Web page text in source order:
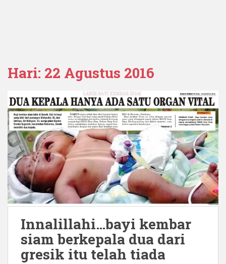
Hari: 22 Agustus 2016
Innalillahi…bayi kembar
siam berkepala dua dari
gresik itu telah tiada